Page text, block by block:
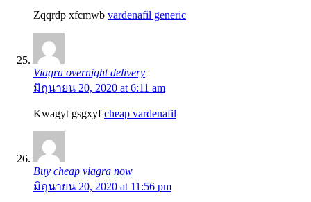
Zqqrdp xfcmwb vardenafil generic
Viagra overnight delivery
มิถุนายน 20, 2020 at 6:11 am
Kwagyt gsgxyfcheap vardenafil
Buy cheap viagra now
มิถุนายน 20, 2020 at 11:56 pm